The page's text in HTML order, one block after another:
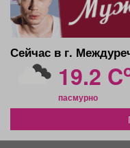
Сейчас в г.
19.2 C
пасмурно